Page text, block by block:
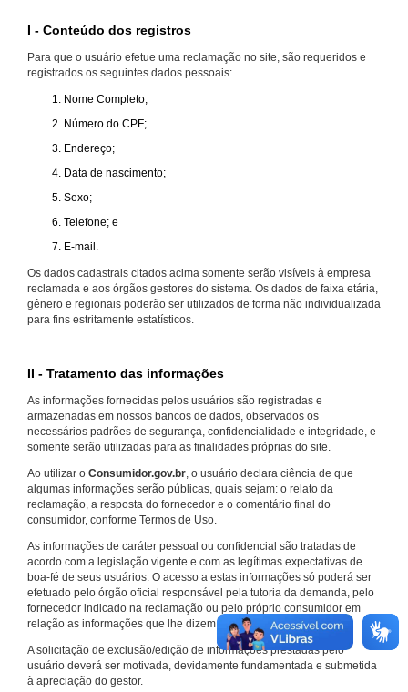
I - Conteúdo dos registros
Para que o usuário efetue uma reclamação no site, são requeridos e
registrados os seguintes dados pessoais:
Nome Completo;
Número do CPF;
Endereço;
Data de nascimento;
Sexo;
Telefone; e
E-mail.
Os dados cadastrais citados acima somente serão visíveis à empresa
reclamada e aos órgãos gestores do sistema. Os dados de faixa etária,
gênero e regionais poderão ser utilizados de forma não individualizada
para fins estritamente estatísticos.
II - Tratamento das informações
As informações fornecidas pelos usuários são registradas e
armazenadas em nossos bancos de dados, observados os
necessários padrões de segurança, confidencialidade e integridade, e
somente serão utilizadas para as finalidades próprias do site.
Ao utilizar o Consumidor.gov.br, o usuário declara ciência de que
algumas informações serão públicas, quais sejam: o relato da
reclamação, a resposta do fornecedor e o comentário final do
consumidor, conforme Termos de Uso.
As informações de caráter pessoal ou confidencial são tratadas de
acordo com a legislação vigente e com as legítimas expectativas de
boa-fé de seus usuários. O acesso a estas informações só poderá ser
efetuado pelo órgão oficial responsável pela tutoria da demanda, pelo
fornecedor indicado na reclamação ou pelo próprio consumidor em
relação as informações que lhe dizem respeito.
A solicitação de exclusão/edição de informações prestadas pelo
usuário deverá ser motivada, devidamente fundamentada e submetida
à apreciação do gestor.